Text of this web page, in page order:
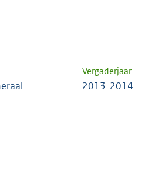
Vergaderjaar
2013-2014